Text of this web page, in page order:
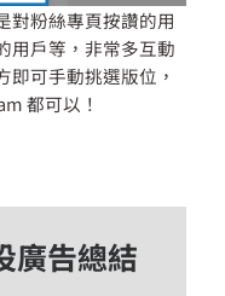
對粉絲專頁按讚的用
用戶等，非常多互動
可手動挑選版位，
都可以！
廣告總結